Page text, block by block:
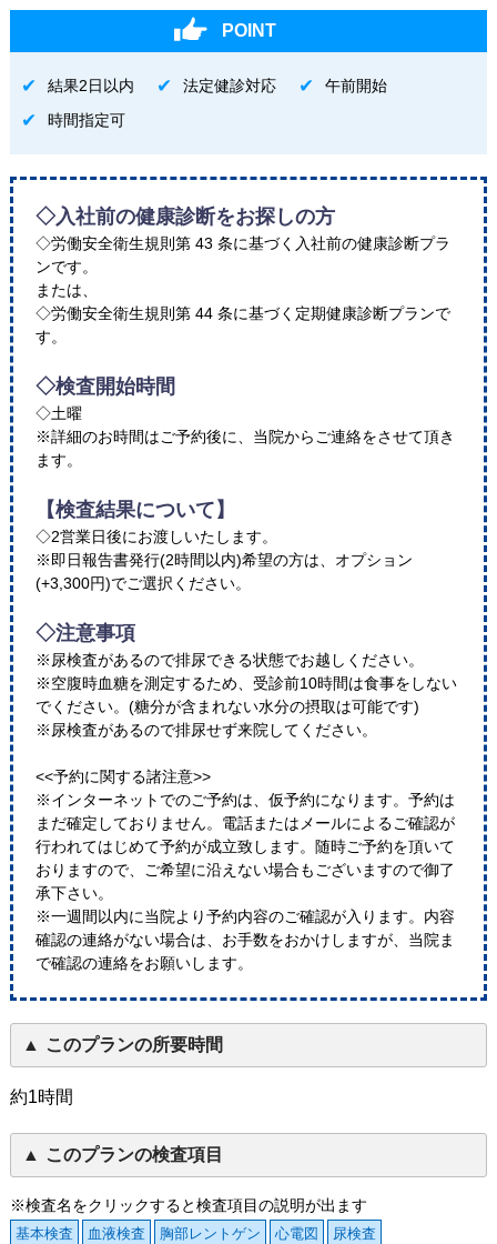
POINT
結果2日以内 法定健診対応
午前開始
時間指定可
◇入社前の健康診断をお探しの方
◇労働安全衛生規則第 43 条に基づく入社前の健康診断プラ
ンです。
または、
◇労働安全衛生規則第 44 条に基づく定期健康診断プランで
す。
◇検査開始時間
◇土曜
※詳細のお時間はご予約後に、当院からご連絡をさせて頂き
ます。
【検査結果について】
◇2営業日後にお渡しいたします。
※即日報告書発行(2時間以内)希望の方は、オプション
(+3,300円)でご選択ください。
◇注意事項
※尿検査があるので排尿できる状態でお越しください。
※空腹時血糖を測定するため、受診前10時間は食事をしない
でください。(糖分が含まれない水分の摂取は可能です)
※尿検査があるので排尿せず来院してください。
<<予約に関する諸注意>>
※インターネットでのご予約は、仮予約になります。予約は
まだ確定しておりません。電話またはメールによるご確認が
行われてはじめて予約が成立致します。随時ご予約を頂いて
おりますので、ご希望に沿えない場合もございますので御了
承下さい。
※一週間以内に当院より予約内容のご確認が入ります。内容
確認の連絡がない場合は、お手数をおかけしますが、当院ま
で確認の連絡をお願いします。
このプランの所要時間
約1時間
このプランの検査項目
※検査名をクリックすると検査項目の説明が出ます
基本検査 血液検査 胸部レントゲン 心電図 尿検査